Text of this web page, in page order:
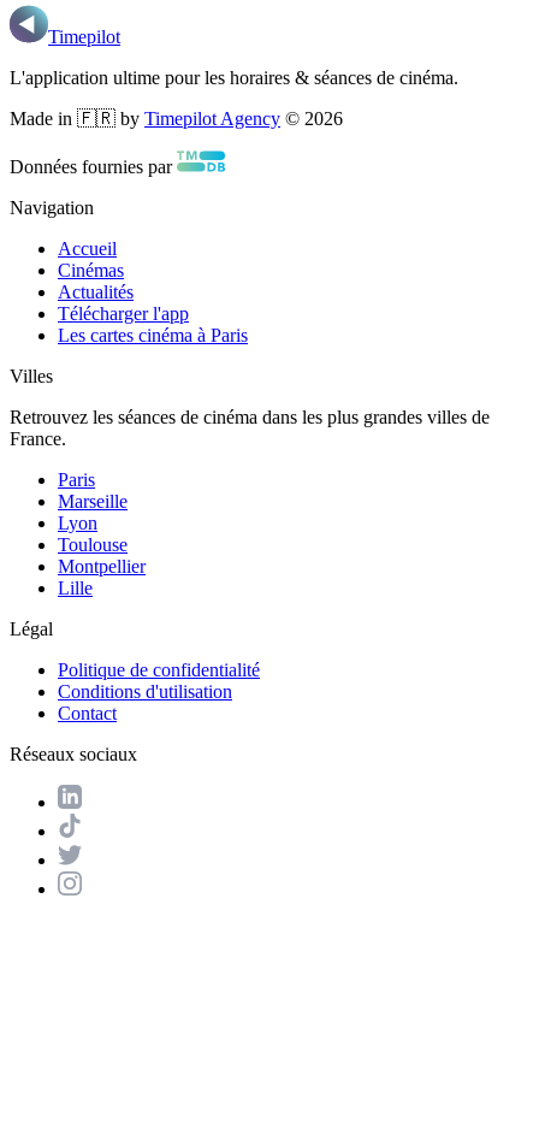
Timepilot
L'application ultime pour les horaires & séances de cinéma.
Made in 🇫🇷 by Timepilot Agency © 2026
Données fournies par
Navigation
Accueil
Cinémas
Actualités
Télécharger l'app
Les cartes cinéma à Paris
Villes
Retrouvez les séances de cinéma dans les plus grandes villes de
France.
Paris
Marseille
Lyon
Toulouse
Montpellier
Lille
Légal
Politique de confidentialité
Conditions d'utilisation
Contact
Réseaux sociaux